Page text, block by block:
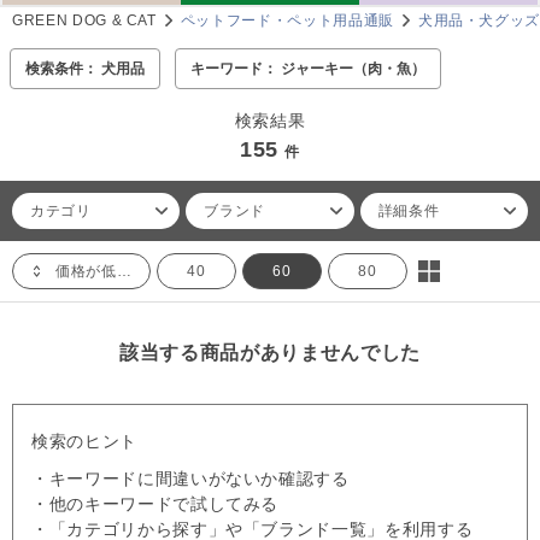
GREEN DOG & CAT ペットフード・ペット用品通販 犬用品・犬グッズ
検索条件： 犬用品 キーワード： ジャーキー（肉・魚）
検索結果
155 件
カテゴリ ブランド 詳細条件
価格が低い順 40 60 80
該当する商品がありませんでした
検索のヒント
・キーワードに間違いがないか確認する
・他のキーワードで試してみる
・「カテゴリから探す」や「ブランド一覧」を利用する